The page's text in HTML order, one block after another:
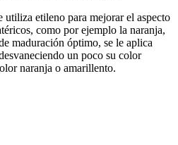
utiliza etileno para mejorar el aspecto
como por ejemplo la naranja,
maduración óptimo, se le aplica
un poco su color
naranja o amarillento.